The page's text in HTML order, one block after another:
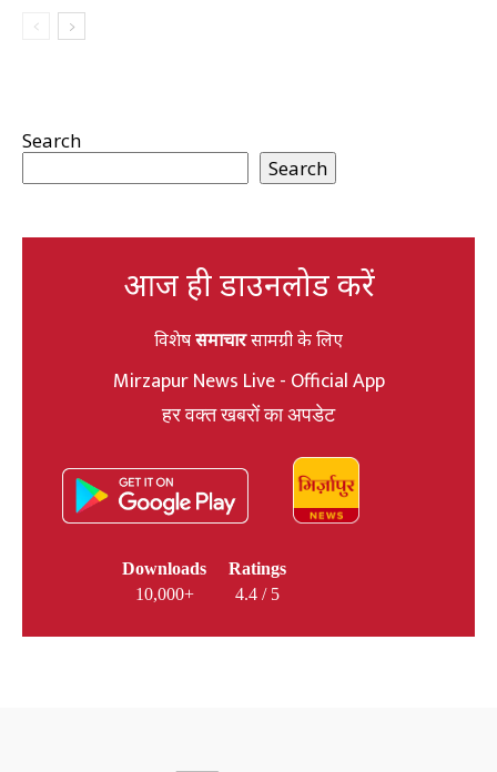
Search
Search
आज ही डाउनलोड करें
विशेषसमाचारसामग्री के लिए
Mirzapur News Live - Official App
हर वक्त खबरों का अपडेट
Downloads
10,000+
Ratings
4.4 / 5